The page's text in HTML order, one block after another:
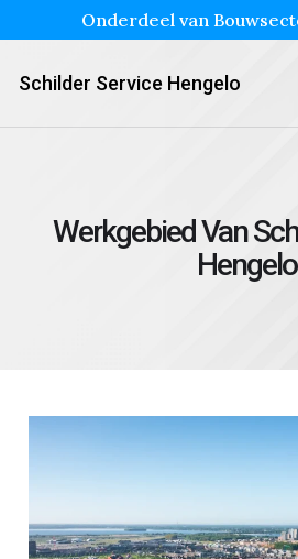
Onderdeel van
Schilder Service Hengelo
Werkgebied Van
Hengelo